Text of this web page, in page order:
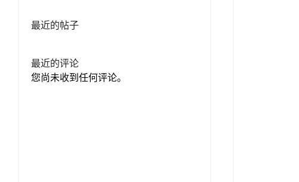
最近的帖子
最近的评论
您尚未收到任何评论。